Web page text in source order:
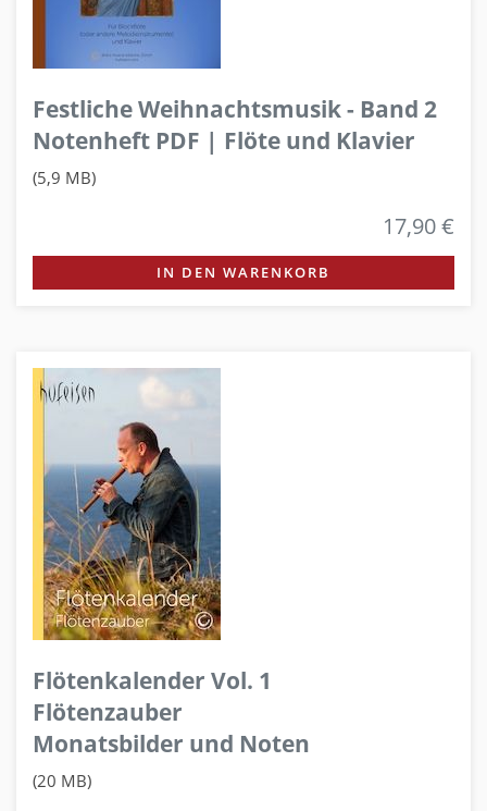
Festliche Weihnachtsmusik - Band 2
Notenheft PDF | Flöte und Klavier
(5,9 MB)
17,90 €
IN DEN WARENKORB
Flötenkalender Vol. 1
Flötenzauber
Monatsbilder und Noten
(20 MB)